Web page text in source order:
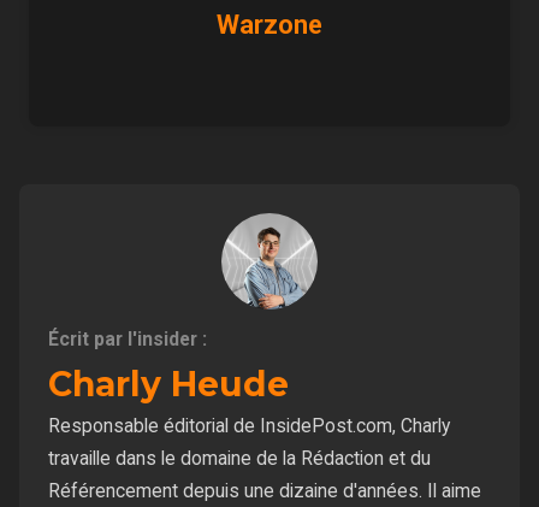
Warzone
Écrit par l'insider :
Charly Heude
Responsable éditorial de InsidePost.com, Charly
travaille dans le domaine de la Rédaction et du
Référencement depuis une dizaine d'années. Il aime